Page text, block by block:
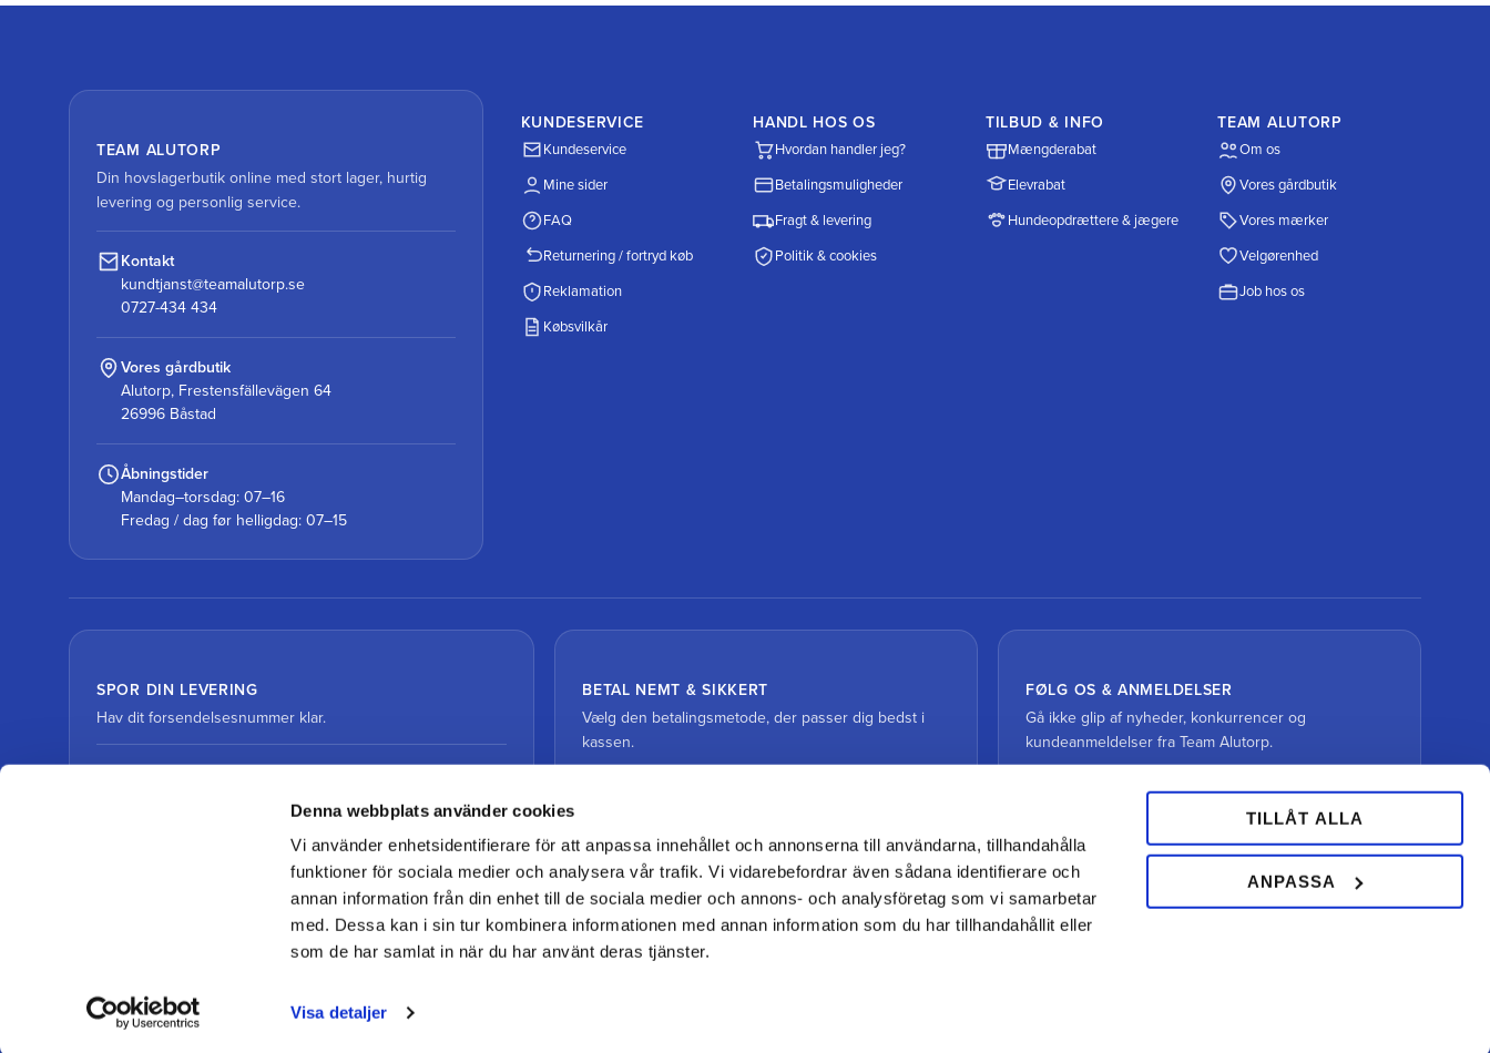
Denna webbplats använder cookies
Vi använder enhetsidentifierare för att anpassa innehållet och annonserna till användarna, tillhandahålla
funktioner för sociala medier och analysera vår trafik. Vi vidarebefordrar även sådana identifierare och
annan information från din enhet till de sociala medier och annons- och analysföretag som vi samarbetar
med. Dessa kan i sin tur kombinera informationen med annan information som du har tillhandahållit eller
som de har samlat in när du har använt deras tjänster.
Visa detaljer
TILLÅT ALLA
ANPASSA
TEAM ALUTORP
Din hovslagerbutik online med stort lager, hurtig
levering og personlig service.
Kontakt
kundtjanst@teamalutorp.se
0727-434 434
Vores gårdbutik
Alutorp, Frestensfällevägen 64
26996 Båstad
Åbningstider
Mandag–torsdag: 07–16
Fredag / dag før helligdag: 07–15
KUNDESERVICE
Kundeservice
Mine sider
FAQ
Returnering / fortryd køb
Reklamation
Købsvilkår
HANDL HOS OS
Hvordan handler jeg?
Betalingsmuligheder
Fragt & levering
Politik & cookies
TILBUD & INFO
Mængderabat
Elevrabat
Hundeopdrættere & jægere
TEAM ALUTORP
Om os
Vores gårdbutik
Vores mærker
Velgørenhed
Job hos os
SPOR DIN LEVERING
Hav dit forsendelsesnummer klar.
Spor pakke med DSV
BETAL NEMT & SIKKERT
Vælg den betalingsmetode, der passer dig bedst i
kassen.
FØLG OS & ANMELDELSER
Gå ikke glip af nyheder, konkurrencer og
kundeanmeldelser fra Team Alutorp.